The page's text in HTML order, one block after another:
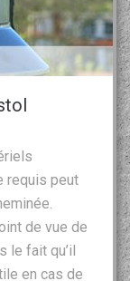
requis peut
de vue de
le fait qu’il
en cas de